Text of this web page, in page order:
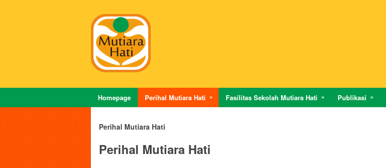
Homepage Perihal Mutiara Hati Fasilitas Sekolah Mutiara Hati Publikasi
Perihal Mutiara Hati
Perihal Mutiara Hati